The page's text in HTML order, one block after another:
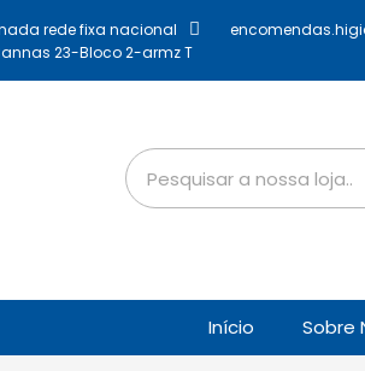
rede fixa nacional
23-Bloco 2-armz T
Início Sobre